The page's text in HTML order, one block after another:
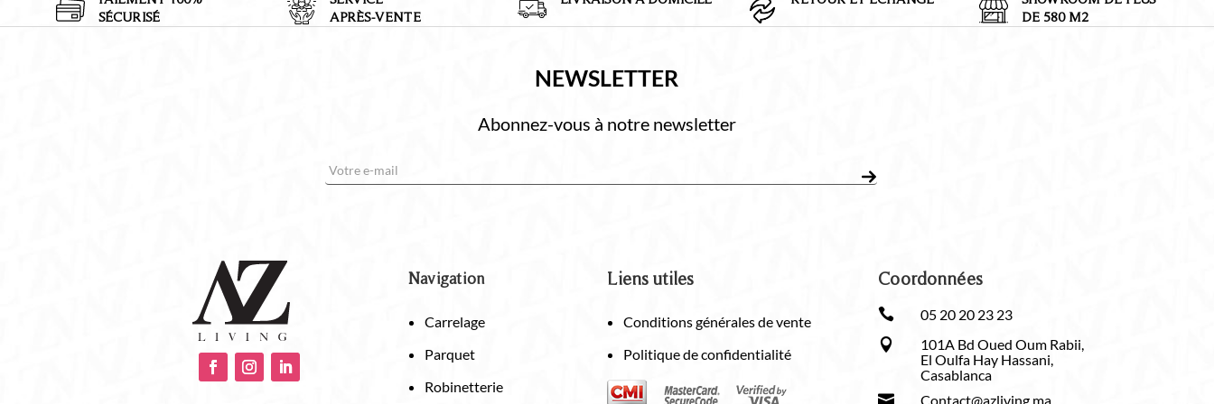
SÉCURISÉ
APRÈS-VENTE
DE 580 M2
NEWSLETTER
Abonnez-vous à notre newsletter
Navigation
Carrelage
Parquet
Robinetterie
Liens utiles
Conditions générales de vente
Politique de confidentialité
Coordonnées
 05 20 20 23 23

101A Bd Oued Oum Rabii,
El Oulfa Hay Hassani,
Casablanca
 Contact@azliving.ma